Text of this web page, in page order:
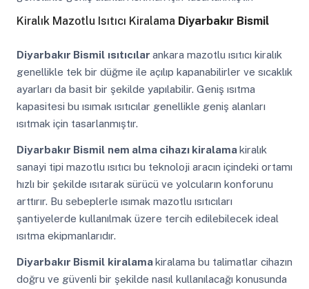
Kiralık Mazotlu Isıtıcı Kiralama Diyarbakır Bismil
Diyarbakır Bismil ısıtıcılar ankara mazotlu ısıtıcı kiralık
genellikle tek bir düğme ile açılıp kapanabilirler ve sıcaklık
ayarları da basit bir şekilde yapılabilir. Geniş ısıtma
kapasitesi bu ısımak ısıtıcılar genellikle geniş alanları
ısıtmak için tasarlanmıştır.
Diyarbakır Bismil nem alma cihazı kiralamakiralık
sanayi tipi mazotlu ısıtıcı bu teknoloji aracın içindeki ortamı
hızlı bir şekilde ısıtarak sürücü ve yolcuların konforunu
arttırır. Bu sebeplerle ısımak mazotlu ısıtıcıları
şantiyelerde kullanılmak üzere tercih edilebilecek ideal
ısıtma ekipmanlarıdır.
Diyarbakır Bismil kiralamakiralama bu talimatlar cihazın
doğru ve güvenli bir şekilde nasıl kullanılacağı konusunda